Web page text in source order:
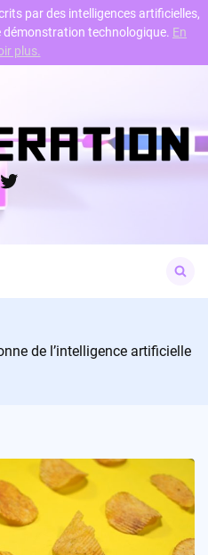
for:
de l’intelligence artificielle
par des intelligences artificielles,
technologique. En
plus.